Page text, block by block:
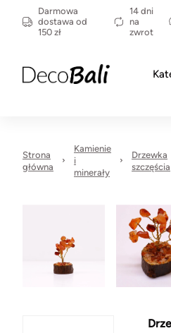
Darmowa
dostawa od
150 zł
14 dni
na
zwrot
Strona
główna
Kamienie
i
minerały
Drzewka
szczęścia